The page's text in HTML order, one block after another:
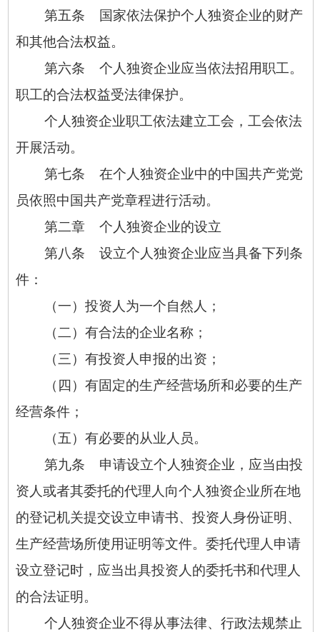
第五条 国家依法保护个人独资企业的财产
和其他合法权益。
第六条 个人独资企业应当依法招用职工。
职工的合法权益受法律保护。
个人独资企业职工依法建立工会，工会依法
开展活动。
第七条 在个人独资企业中的中国共产党党
员依照中国共产党章程进行活动。
第二章 个人独资企业的设立
第八条 设立个人独资企业应当具备下列条
件：
（一）投资人为一个自然人；
（二）有合法的企业名称；
（三）有投资人申报的出资；
（四）有固定的生产经营场所和必要的生产
经营条件；
（五）有必要的从业人员。
第九条 申请设立个人独资企业，应当由投
资人或者其委托的代理人向个人独资企业所在地
的登记机关提交设立申请书、投资人身份证明、
生产经营场所使用证明等文件。委托代理人申请
设立登记时，应当出具投资人的委托书和代理人
的合法证明。
个人独资企业不得从事法律、行政法规禁止